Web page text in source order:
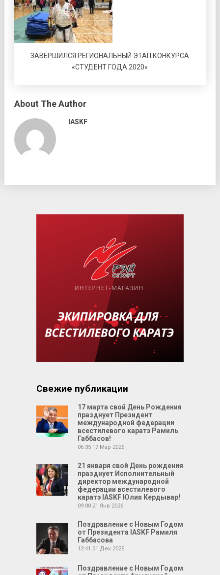
ЗАВЕРШИЛСЯ РЕГИОНАЛЬНЫЙ ЭТАП КОНКУРСА
«СТУДЕНТ ГОДА 2020»
About The Author
IASKF
Свежие публикации
17 марта свой День Рождения
празднует Президент
международной федерации
всестилевого каратэ Рамиль
Габбасов!
06:35 17 Мар 2026
21 января свой День рождения
празднует Исполнительный
директор международной
федерации всестилевого
каратэ IASKF Юлия Кердывар!
09:00 21 Янв 2026
Поздравление с Новым Годом
от Президента IASKF Рамиля
Габбасова
12:41 31 Дек 2025
Поздравление с Новым Годом